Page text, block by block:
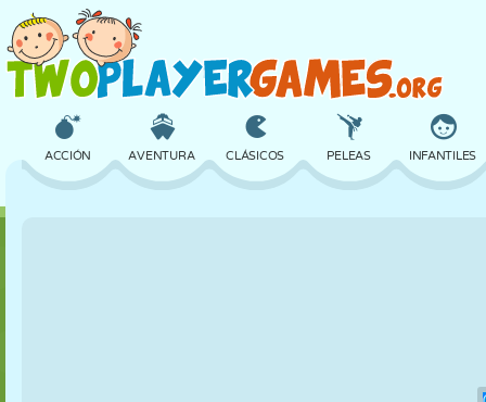
ACCIÓN AVENTURA CLÁSICOS PELEAS INFANTILES